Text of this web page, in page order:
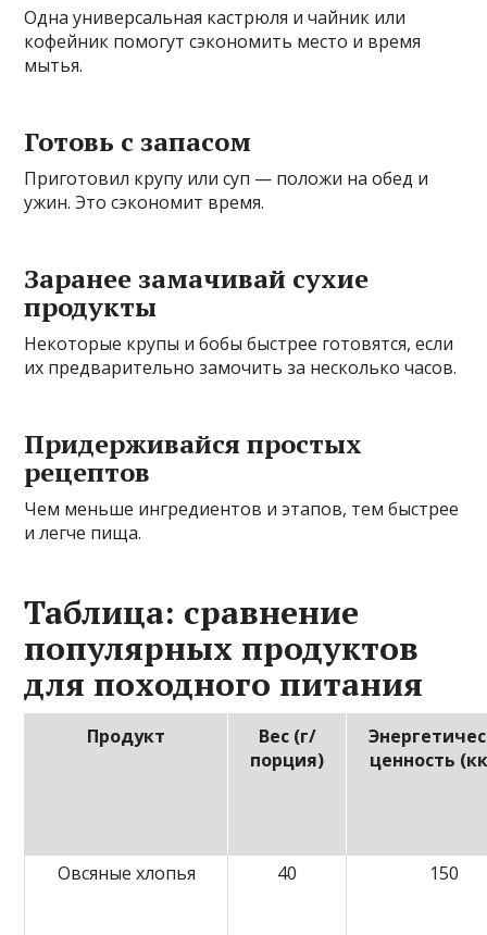
Одна универсальная кастрюля и чайник или
кофейник помогут сэкономить место и время
мытья.
Готовь с запасом
Приготовил крупу или суп — положи на обед и
ужин. Это сэкономит время.
Заранее замачивай сухие
продукты
Некоторые крупы и бобы быстрее готовятся, если
их предварительно замочить за несколько часов.
Придерживайся простых
рецептов
Чем меньше ингредиентов и этапов, тем быстрее
и легче пища.
Таблица: сравнение
популярных продуктов
для походного питания
Продукт
Вес (г/
порция)
ценность
Овсяные хлопья 40 150